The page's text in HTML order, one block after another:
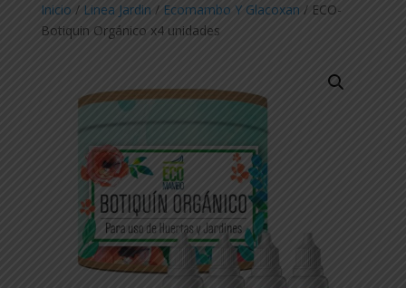
Inicio / Linea Jardin / Ecomambo Y Glacoxan / ECO-
Botiquin Orgánico x4 unidades